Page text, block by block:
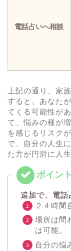
電話占いへ相談
上記の通り、家
すると、あなた
てくる可能性が
て、悩みの種が
を感じるリスク
で、自分の人生
た方が円滑に人
追加で、電話
２４時間
場所は問
は可能。
自分の悩